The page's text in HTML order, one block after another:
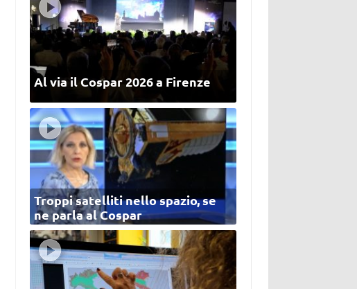
Al via il Cospar 2026 a Firenze
Troppi satelliti nello spazio, se
ne parla al Cospar